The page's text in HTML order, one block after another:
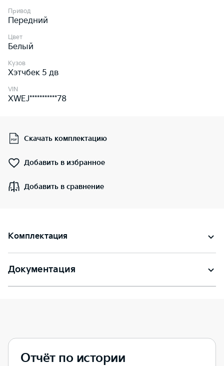
Привод
Передний
Цвет
Белый
Кузов
Хэтчбек 5 дв
VIN
XWEJ***********78
Скачать комплектацию
Добавить в избранное
Добавить в сравнение
Комплектация
Документация
Отчёт по истории